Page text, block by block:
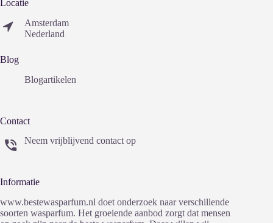
Locatie
Amsterdam
Nederland
Blog
Blogartikelen
Contact
Neem vrijblijvend contact op
Informatie
www.bestewasparfum.nl doet onderzoek naar verschillende
soorten wasparfum. Het groeiende aanbod zorgt dat mensen